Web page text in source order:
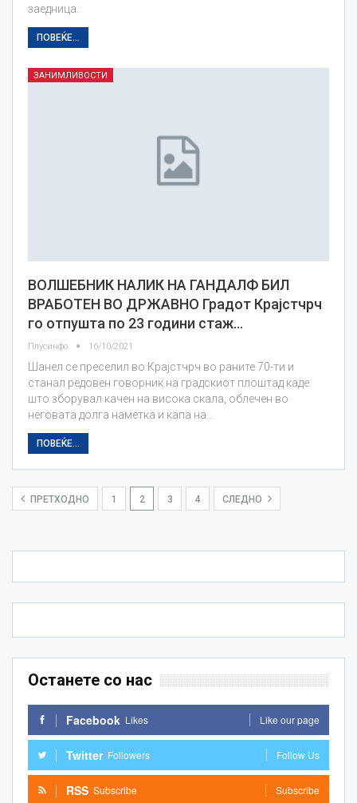
заедница.
ПОВЕЌЕ...
ЗАНИМЛИВОСТИ
ВОЛШЕБНИК НАЛИК НА ГАНДАЛФ БИЛ
ВРАБОТЕН ВО ДРЖАВНО Градот Крајстчрч
го отпушта по 23 години стаж…
Плусинфо 16/10/2021
Шанел се преселил во Крајстчрч во раните 70-ти и
станал редовен говорник на градскиот плоштад каде
што зборувал качен на висока скала, облечен во
неговата долга наметка и капа на…
ПОВЕЌЕ...
ПРЕТХОДНО 1 2 3 4 СЛЕДНО
Останете со нас
Facebook Likes Like our page
Twitter Followers Follow Us
RSS Subscribe Subscribe